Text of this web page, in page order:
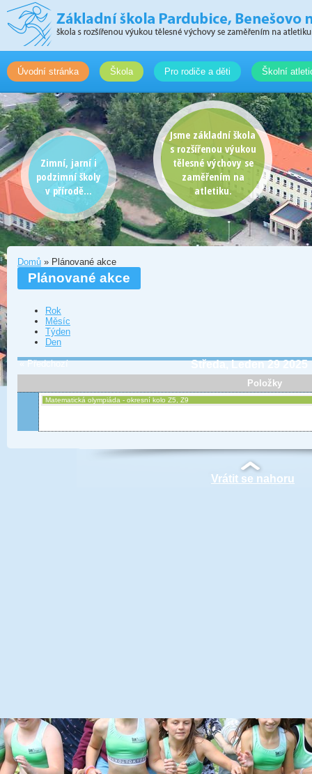
Úvodní stránka Škola Pro rodiče a děti Školní
Zimní, jarní i
podzimní školy
v přírodě...
Jsme základní škola
s rozšířenou výukou
tělesné výchovy se
zaměřením na
atletiku.
Domů » Plánované akce
Plánované akce
Rok
Měsíc
Týden
Den
« Předchozí Středa, Leden 29 2025
Položky
Matematická olympiáda - okresní kolo Z5, Z9
Vrátit se nahoru